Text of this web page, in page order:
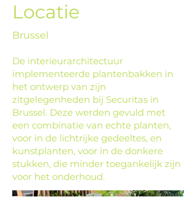
Locatie
Brussel
De interieurarchitectuur
implementeerde plantenbakken in
het ontwerp van zijn
zitgelegenheden bij Securitas in
Brussel. Deze werden gevuld met
een combinatie van echte planten,
voor in de lichtrijke gedeeltes, en
kunstplanten, voor in de donkere
stukken, die minder toegankelijk zijn
voor het onderhoud.